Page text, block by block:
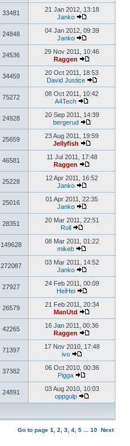
33481
21 Jan 2012, 13:18
Janko
24848
04 Jan 2012, 09:39
Janko
24536
29 Nov 2011, 10:46
Raggen
34459
20 Oct 2011, 18:53
David Justice
75272
08 Oct 2011, 10:42
A4Tech
24928
20 Sep 2011, 14:39
bergerud
25659
23 Aug 2011, 19:59
Jellyfish
46581
11 Jul 2011, 17:48
Raggen
25228
12 Apr 2011, 16:52
Janko
25016
01 Apr 2011, 22:35
Janko
28351
20 Mar 2011, 22:51
Roll
149628
08 Mar 2011, 01:22
mikeb
272087
03 Mar 2011, 14:52
Janko
27927
24 Feb 2011, 00:09
HeiHei
26579
21 Feb 2011, 20:34
ManUtd
42265
16 Jan 2011, 00:36
Raggen
71397
17 Nov 2010, 17:48
ivo
37382
06 Oct 2010, 00:36
Pigga
24891
03 Aug 2010, 10:03
oppgulp
Go to page 1 2 3 4 5 10 Next